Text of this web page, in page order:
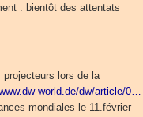
: bientôt des attentats
lors de la
world.de/dw/article/0…
mondiales le 11.février